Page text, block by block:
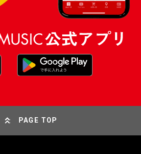
PAGE TOP